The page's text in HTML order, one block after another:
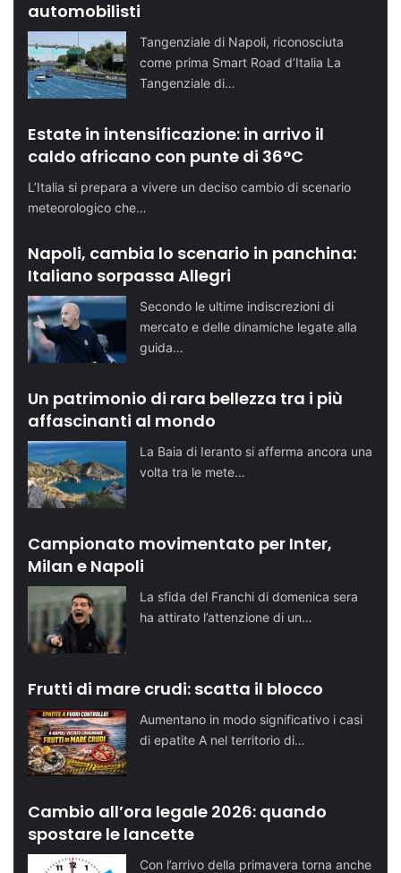
automobilisti
Tangenziale di Napoli, riconosciuta
come prima Smart Road d’Italia La
Tangenziale di…
Estate in intensificazione: in arrivo il
caldo africano con punte di 36°C
L’Italia si prepara a vivere un deciso cambio di scenario
meteorologico che…
Napoli, cambia lo scenario in panchina:
Italiano sorpassa Allegri
Secondo le ultime indiscrezioni di
mercato e delle dinamiche legate alla
guida…
Un patrimonio di rara bellezza tra i più
affascinanti al mondo
La Baia di Ieranto si afferma ancora una
volta tra le mete…
Campionato movimentato per Inter,
Milan e Napoli
La sfida del Franchi di domenica sera
ha attirato l’attenzione di un…
Frutti di mare crudi: scatta il blocco
Aumentano in modo significativo i casi
di epatite A nel territorio di…
Cambio all’ora legale 2026: quando
spostare le lancette
Con l’arrivo della primavera torna anche